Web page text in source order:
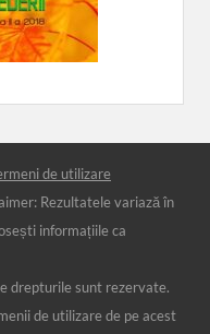
de utilizare
Rezultatele variază în
informațiile ca
drepturile sunt rezervate.
de utilizare de pe acest